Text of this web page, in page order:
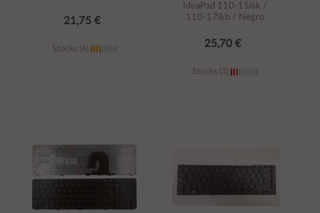
21,75 €
Stocks (4)
IdeaPad 110-15isk /
110-17ikb / Negro
25,70 €
Stocks (3)